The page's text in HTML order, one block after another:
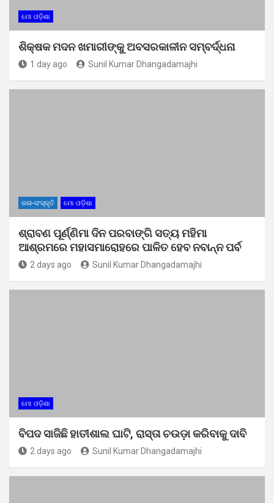
ମୋ ଓଡ଼ିଶା
ଶିକ୍ଷକ ମଦନ ଖମାରୀଙ୍କୁ ଅବସରକାଳୀନ ସମ୍ବର୍ଦ୍ଧନା
1 day ago Sunil Kumar Dhangadamajhi
କଳା-ସଂସ୍କୃତି ମୋ ଓଡ଼ିଶା
ଶ୍ରାବଣ ପୂର୍ଣ୍ଣିମା ଦିନ ପରବାଙ୍ଗି ସତ୍ୟ ମହିମା
ଆଶ୍ରମରେ ମହାସମାରୋହରେ ପାଳିତ ହେବ ନବାନ୍ନ ପର୍ବ
2 days ago Sunil Kumar Dhangadamajhi
ମୋ ଓଡ଼ିଶା
ବିପଦ ସାଜିଛି ହାତୀଶାଲ ଘାଟି, ରାସ୍ତା ଚଉଡ଼ା କରିବାକୁ ଦାବି
2 days ago Sunil Kumar Dhangadamajhi